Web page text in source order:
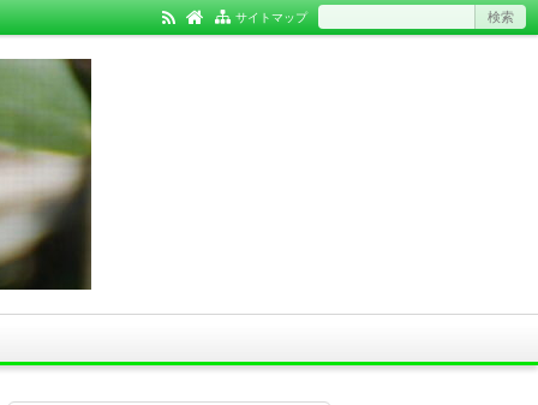
サイトマップ